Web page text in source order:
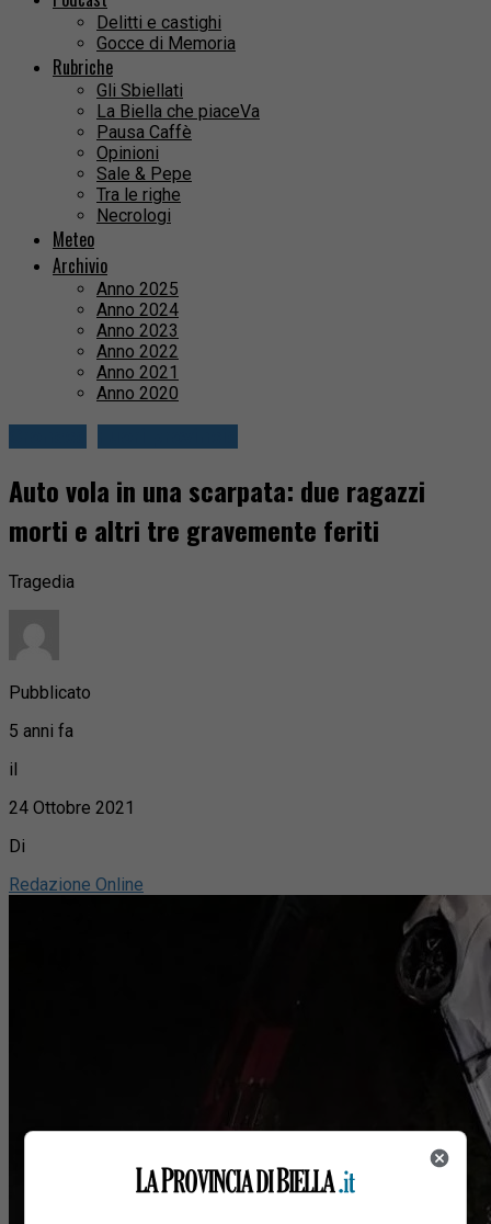
Delitti e castighi
Gocce di Memoria
Rubriche
Gli Sbiellati
La Biella che piaceVa
Pausa Caffè
Opinioni
Sale & Pepe
Tra le righe
Necrologi
Meteo
Archivio
Anno 2025
Anno 2024
Anno 2023
Anno 2022
Anno 2021
Anno 2020
Auto vola in una scarpata: due ragazzi
morti e altri tre gravemente feriti
Tragedia
Pubblicato
5 anni fa
il
24 Ottobre 2021
Di
Redazione Online